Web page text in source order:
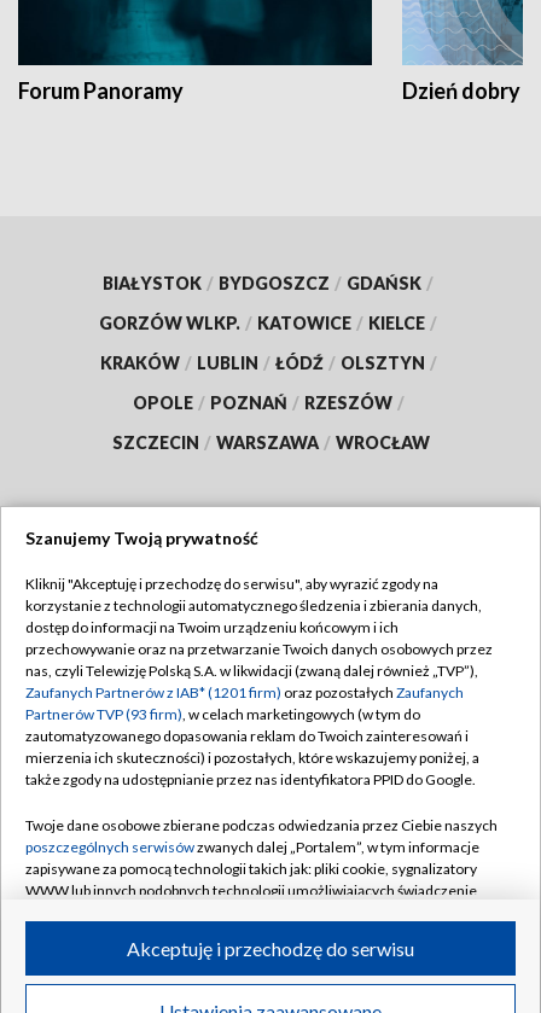
Forum Panoramy Dzień dobry
BIAŁYSTOK / BYDGOSZCZ / GDAŃSK /
GORZÓW WLKP. / KATOWICE / KIELCE /
KRAKÓW / LUBLIN / ŁÓDŹ / OLSZTYN /
OPOLE / POZNAŃ / RZESZÓW /
SZCZECIN / WARSZAWA / WROCŁAW
TVP
Abonament TVP
Emisja w TVP
Centrum informacji TVP
Naziemna Telewizja Cyfrowa
Rada Programowa
System NOS
Informacje o nadawcy
Program dla prasy
Regulamin TVP
Polityka prywatności
Moje zgody
Pomoc
Kontakt
Kanały
©2026 Telewizja Polska S.A. w likwidacji
Szanujemy Twoją prywatność
Kliknij "Akceptuję i przechodzę do serwisu", aby wyrazić zgody na
korzystanie z technologii automatycznego śledzenia i zbierania danych,
dostęp do informacji na Twoim urządzeniu końcowym i ich
przechowywanie oraz na przetwarzanie Twoich danych osobowych przez
nas, czyli Telewizję Polską S.A. w likwidacji (zwaną dalej również „TVP”),
Zaufanych Partnerów z IAB* (1201 firm) oraz pozostałych Zaufanych
Partnerów TVP (93 firm), w celach marketingowych (w tym do
zautomatyzowanego dopasowania reklam do Twoich zainteresowań i
mierzenia ich skuteczności) i pozostałych, które wskazujemy poniżej, a
także zgody na udostępnianie przez nas identyfikatora PPID do Google.
Twoje dane osobowe zbierane podczas odwiedzania przez Ciebie naszych
poszczególnych serwisówzwanych dalej „Portalem”, w tym informacje
zapisywane za pomocą technologii takich jak: pliki cookie, sygnalizatory
WWW lub innych podobnych technologii umożliwiających świadczenie
ruchu w Internecie.
Twoje dane osobowe zbierane podczas odwiedzania przez Ciebie
Akceptuję i przechodzę do serwisu